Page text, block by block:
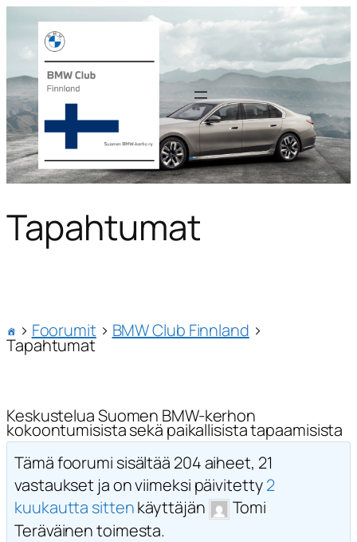
Tapahtumat
› Foorumit › BMW Club Finnland ›
Tapahtumat
Keskustelua Suomen BMW-kerhon
kokoontumisista sekä paikallisista tapaamisista
Tämä foorumi sisältää 204 aiheet, 21
vastaukset ja on viimeksi päivitetty2
kuukautta sittenkäyttäjän
Tomi
Teräväinen toimesta.